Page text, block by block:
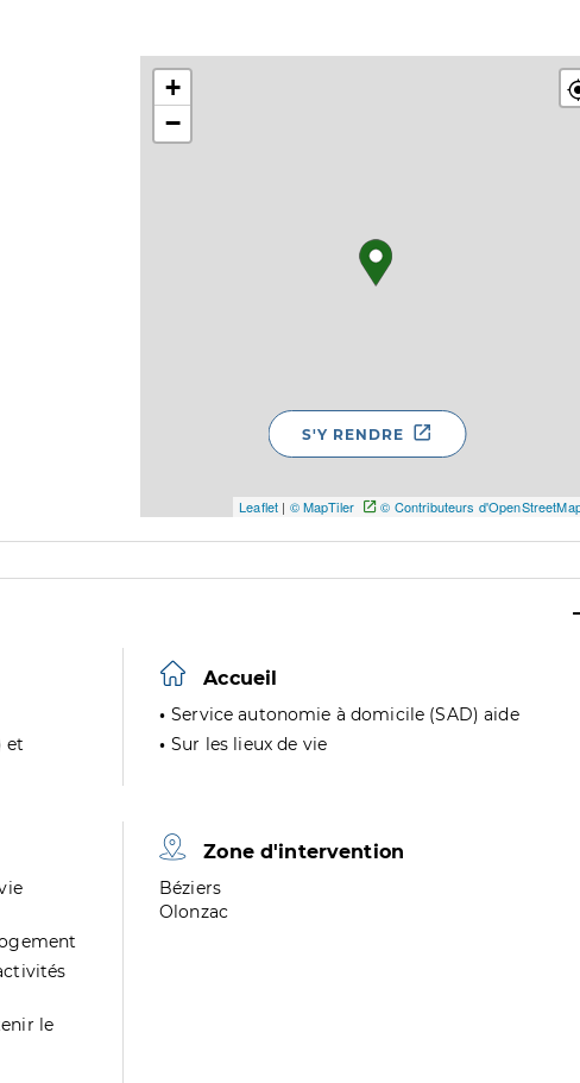
+
−
Leaflet | © MapTiler © Contributeurs
S'Y RENDRE
et
Accueil
Service autonomie à domicile (SAD) aide
Sur les lieux de vie
le
Zone d'intervention
Zone
de
Béziers
Zone
Olonzac